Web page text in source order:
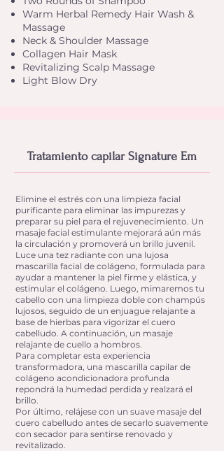
Warm Herbal Remedy Hair Wash &
Massage
Neck & Shoulder Massage
Collagen Hair Mask
Revitalizing Scalp Massage
Light Blow Dry
Tratamiento capilar Signature Em
Elimine el estrés con una limpieza facial
purificante para eliminar las impurezas y
preparar su piel para el rejuvenecimiento. Un
masaje facial estimulante mejorará aún más
la circulación y promoverá un brillo juvenil.
Luce una tez radiante con una lujosa
mascarilla facial de colágeno, formulada para
ayudar a mantener la piel firme y elástica, y
estimular el colágeno. Luego, mimaremos tu
cabello con una limpieza doble con champús
lujosos, seguido de un enjuague relajante a
base de hierbas para vigorizar el cuero
cabelludo. A continuación, un masaje
relajante de cuello a hombros.
Para completar esta experiencia
transformadora, una mascarilla capilar de
colágeno acondicionadora profunda
repondrá la humedad perdida y realzará el
brillo.
Por último, relájese con un suave masaje del
cuero cabelludo antes de secarlo suavemente
con secador para sentirse renovado y
revitalizado.